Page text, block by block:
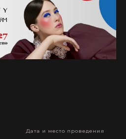
Дата и место проведения